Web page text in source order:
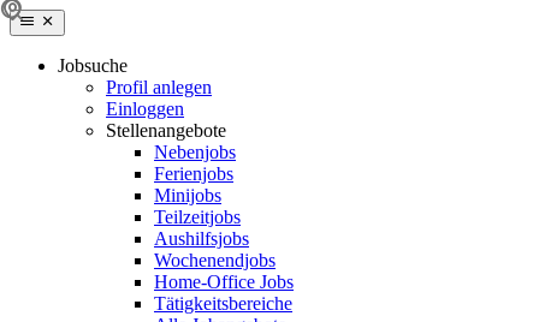
Jobsuche
Profil anlegen
Einloggen
Stellenangebote
Nebenjobs
Ferienjobs
Minijobs
Teilzeitjobs
Aushilfsjobs
Wochenendjobs
Home-Office Jobs
Tätigkeitsbereiche